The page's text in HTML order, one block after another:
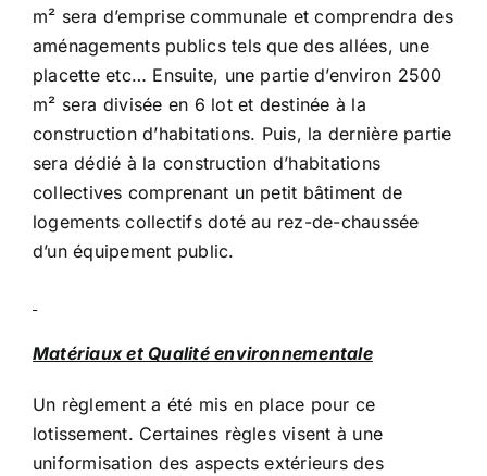
m² sera d’emprise communale et comprendra des
aménagements publics tels que des allées, une
placette etc… Ensuite, une partie d’environ 2500
m² sera divisée en 6 lot et destinée à la
construction d’habitations. Puis, la dernière partie
sera dédié à la construction d’habitations
collectives comprenant un petit bâtiment de
logements collectifs doté au rez-de-chaussée
d’un équipement public.
Matériaux et Qualité environnementale
Un règlement a été mis en place pour ce
lotissement. Certaines règles visent à une
uniformisation des aspects extérieurs des